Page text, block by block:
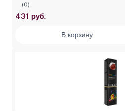
(0)
431 руб.
В корзину